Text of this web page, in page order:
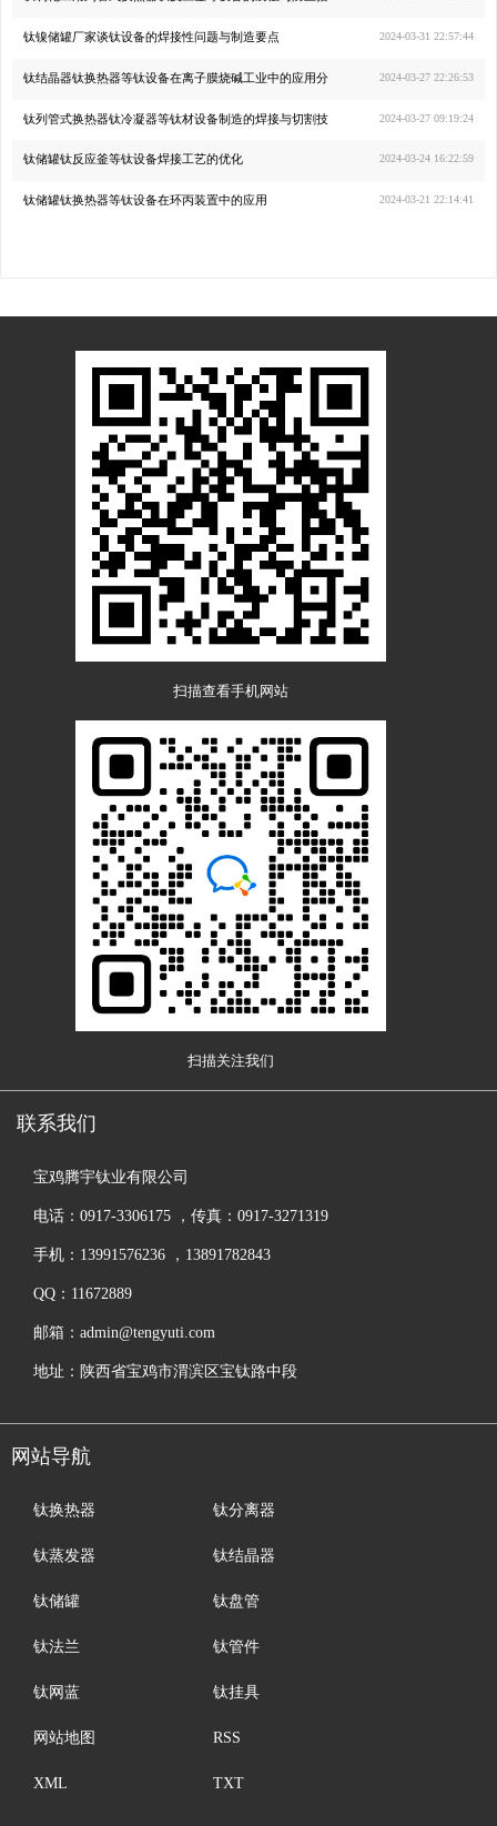
2024-03-31 22:57:44
钛镍储罐厂家谈钛设备的焊接性问题与制造要点
2024-03-27 22:26:53
钛结晶器钛换热器等钛设备在离子膜烧碱工业中的应用分
2024-03-27 09:19:24
钛列管式换热器钛冷凝器等钛材设备制造的焊接与切割技
2024-03-24 16:22:59
钛储罐钛反应釜等钛设备焊接工艺的优化
2024-03-21 22:14:41
钛储罐钛换热器等钛设备在环丙装置中的应用
扫描查看手机网站
扫描关注我们
联系我们
宝鸡腾宇钛业有限公司
电话：0917-3306175 ，传真：0917-3271319
手机：13991576236 ，13891782843
QQ：11672889
邮箱：admin@tengyuti.com
地址：陕西省宝鸡市渭滨区宝钛路中段
网站导航
钛换热器 钛分离器
钛蒸发器 钛结晶器
钛储罐 钛盘管
钛法兰 钛管件
钛网蓝 钛挂具
网站地图 RSS
XML TXT